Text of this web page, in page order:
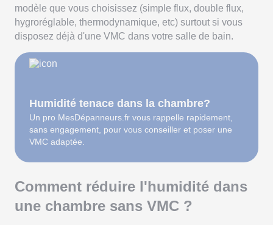
modèle que vous choisissez (simple flux, double flux,
hygroréglable, thermodynamique, etc) surtout si vous
disposez déjà d'une VMC dans votre salle de bain.
Humidité tenace dans la chambre?
Un pro MesDépanneurs.fr vous rappelle rapidement,
sans engagement, pour vous conseiller et poser une
VMC adaptée.
Comment réduire l'humidité dans
une chambre sans VMC ?